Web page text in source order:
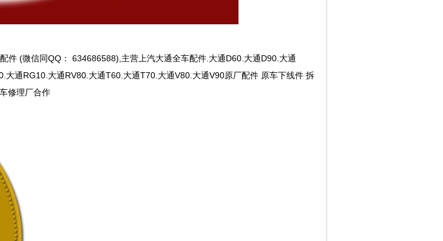
件 (微信同QQ： 634686588),主营上汽大通全车配件.大通D60.大通D90.大通
通RG10.大通RV80.大通T60.大通T70.大通V80.大通V90原厂配件 原车下线件 拆
修理厂合作